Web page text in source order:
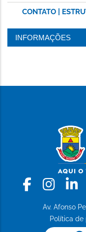
CONTATO |
INFORMAÇÕES
Av. Afonso
Política